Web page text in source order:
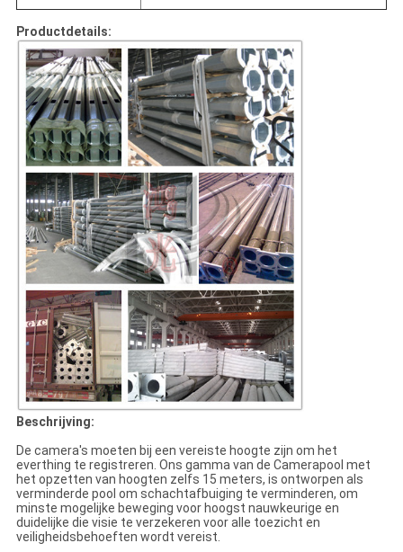
Productdetails:
Beschrijving:
De camera's moeten bij een vereiste hoogte zijn om het
everthing te registreren. Ons gamma van de Camerapool met
het opzetten van hoogten zelfs 15 meters, is ontworpen als
verminderde pool om schachtafbuiging te verminderen, om
minste mogelijke beweging voor hoogst nauwkeurige en
duidelijke die visie te verzekeren voor alle toezicht en
veiligheidsbehoeften wordt vereist.